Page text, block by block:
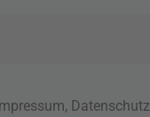
, Datenschutz